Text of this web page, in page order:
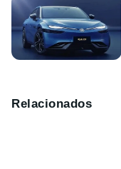
Relacionados